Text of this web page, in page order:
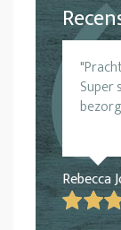
Super
Rebecca